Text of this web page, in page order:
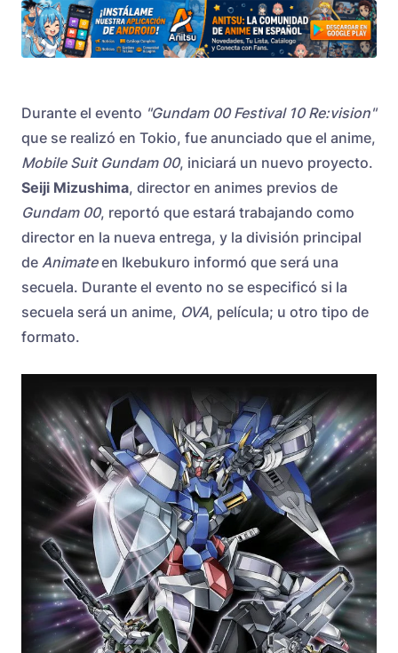
Durante el evento "Gundam 00 Festival 10 Re:vision"
que se realizó en Tokio, fue anunciado que el anime,
Mobile Suit Gundam 00, iniciará un nuevo proyecto.
Seiji Mizushima, director en animes previos de
Gundam 00, reportó que estará trabajando como
director en la nueva entrega, y la división principal
de Animateen Ikebukuro informó que será una
secuela. Durante el evento no se especificó si la
secuela será un anime, OVA, película; u otro tipo de
formato.